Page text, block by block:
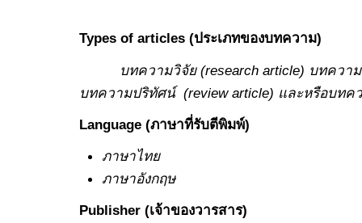
Types of articles (ประเภทของบทความ)
บทความวิจัย (research article) บทควา
บทความปริทัศน์ (review article) และหรือบทค
Language (ภาษาที่รับตีพิมพ์)
ภาษาไทย
ภาษาอังกฤษ
Publisher (เจ้าของวารสาร)